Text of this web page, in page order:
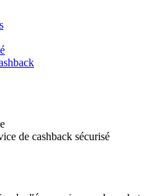
de cashback sécurisé